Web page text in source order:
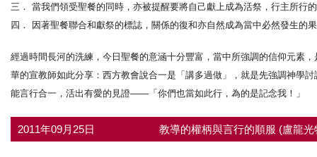
三． 當我們領受聖餐的同時，亦被提醒要將自己獻上成為活祭，行主所行
四． 因著聖餐聯合和獻祭的標誌，關係的復和亦自然成為當中必然發生的
經過時間長河的洗練，今日聖餐的意涵十分豐富，當中所強調的信仰元素
華的宣教師如此分享：西方教會說合一是「講多過做」，就是先強調神學
能言行合一，活出有愛的見證——「你們也當如此行，為的是記念我！」
2011年09月25日 教導的權柄與言行的順服 (盧龍